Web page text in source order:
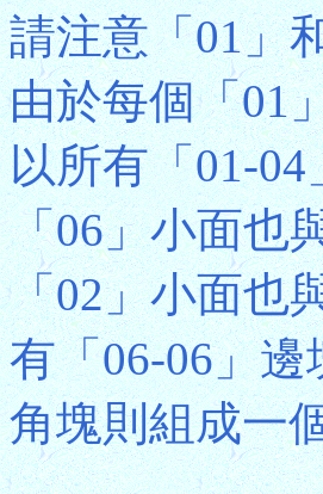
請注意「01」
由於每個「01
以所有「01-
「06」小面也
「02」小面也
有「06-06」
角塊則組成一